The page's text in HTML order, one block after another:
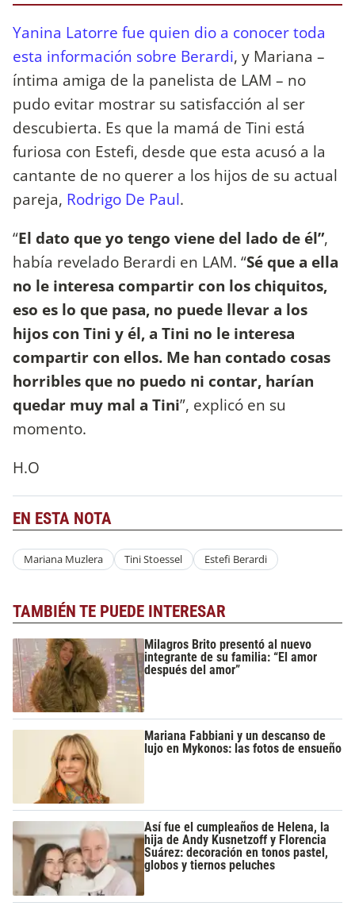
Yanina Latorre fue quien dio a conocer toda
esta información sobre Berardi, y Mariana –
íntima amiga de la panelista de LAM – no
pudo evitar mostrar su satisfacción al ser
descubierta. Es que la mamá de Tini está
furiosa con Estefi, desde que esta acusó a la
cantante de no querer a los hijos de su actual
pareja, Rodrigo De Paul.
“El dato que yo tengo viene del lado de él”,
había revelado Berardi en LAM. “Sé que a ella
no le interesa compartir con los chiquitos,
eso es lo que pasa, no puede llevar a los
hijos con Tini y él, a Tini no le interesa
compartir con ellos. Me han contado cosas
horribles que no puedo ni contar, harían
quedar muy mal a Tini”, explicó en su
momento.
H.O
EN ESTA NOTA
Mariana Muzlera Tini Stoessel Estefi Berardi
TAMBIÉN TE PUEDE INTERESAR
Milagros Brito presentó al nuevo
integrante de su familia: “El amor
después del amor”
Mariana Fabbiani y un descanso de
lujo en Mykonos: las fotos de ensueño
Así fue el cumpleaños de Helena, la
hija de Andy Kusnetzoff y Florencia
Suárez: decoración en tonos pastel,
globos y tiernos peluches